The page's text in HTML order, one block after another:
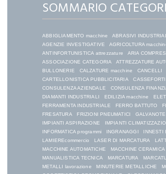
SOMMARIO
ABBIGLIAMENTO macchine ABRASIVI
AGENZIE INVESTIGATIVE
AGRICOLTURA
ANTINFORTUNISTICA attrezzature
ARIA
ASSOCIAZIONE CATEGORIA
ATTREZZATURE
BULLONERIE
CALZATURE macchine CANCELLI
CARTELLONISTICA PUBBLICITARIA
CASSEFORTI
CONSULENZA AZIENDALE
CONSULENZA
DIAMANTI INDUSTRIALI
EDILIZIA macchine
FERRAMENTA INDUSTRIALE
FERRO BATTUTO
FRESATURA
FRIZIONI PNEUMATICI
IMPIANTI ASPIRAZIONE
IMPIANTI
INFORMATICA programmi
INGRANAGGI INNESTI
LAMIEREcommercio
LASER DI MARCATURA
MACCHINE AUTOMATICHE
MACCHINE CERAMICA
MANUALISTICA TECNICA
MARCATURA
METALLI lavorazione
MINUTERIE METALLICHE